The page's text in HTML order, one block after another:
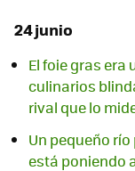
24 junio
El foie gras
culinarios
rival que lo
Un pequeño
está poniendo